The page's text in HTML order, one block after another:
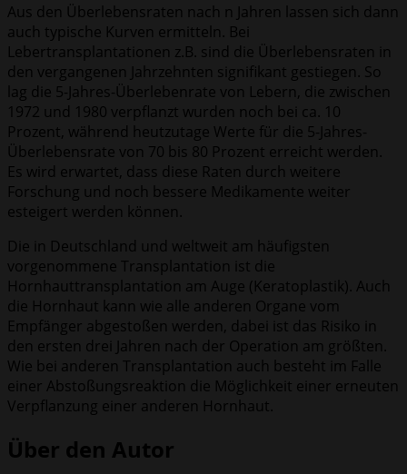
Aus den Überlebensraten nach n Jahren lassen sich dann
auch typische Kurven ermitteln. Bei
Lebertransplantationen z.B. sind die Überlebensraten in
den vergangenen Jahrzehnten signifikant gestiegen. So
lag die 5-Jahres-Überlebenrate von Lebern, die zwischen
1972 und 1980 verpflanzt wurden noch bei ca. 10
Prozent, während heutzutage Werte für die 5-Jahres-
Überlebensrate von 70 bis 80 Prozent erreicht werden.
Es wird erwartet, dass diese Raten durch weitere
Forschung und noch bessere Medikamente weiter
esteigert werden können.
Die in Deutschland und weltweit am häufigsten
vorgenommene Transplantation ist die
Hornhauttransplantation am Auge (Keratoplastik). Auch
die Hornhaut kann wie alle anderen Organe vom
Empfänger abgestoßen werden, dabei ist das Risiko in
den ersten drei Jahren nach der Operation am größten.
Wie bei anderen Transplantation auch besteht im Falle
einer Abstoßungsreaktion die Möglichkeit einer erneuten
Verpflanzung einer anderen Hornhaut.
Über den Autor